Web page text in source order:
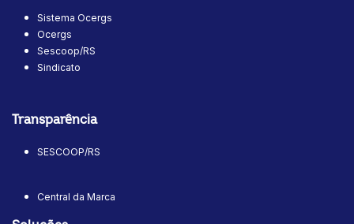
Sistema Ocergs
Ocergs
Sescoop/RS
Sindicato
Transparência
SESCOOP/RS
Central da Marca